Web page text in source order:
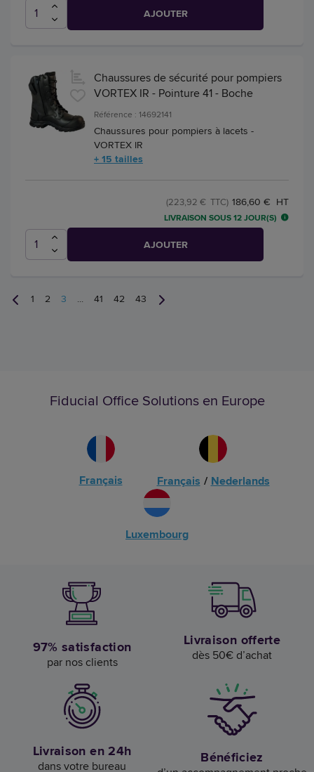
AJOUTER
Chaussures de sécurité pour pompiers
VORTEX IR - Pointure 41 - Boche
Référence : 14692141
Chaussures pour pompiers à lacets -
VORTEX IR
+ 15 tailles
186,60 € HT
(223,92 € TTC)
LIVRAISON SOUS 12 JOUR(S)
AJOUTER
1 2 3 ... 41 42 43
Fiducial Office Solutions en Europe
Français Français / Nederlands
Luxembourg
97% satisfaction
par nos clients
Livraison offerte
dès 50€ d’achat
Livraison en 24h
dans votre bureau Bénéficiez